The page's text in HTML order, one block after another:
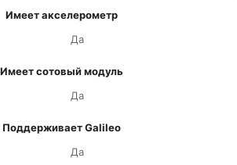
Имеет акселерометр
Да
Имеет сотовый модуль
Да
Поддерживает Galileo
Да